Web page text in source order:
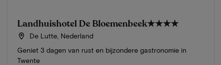
Landhuishotel De Bloemenbeek★★★★
De Lutte, Nederland
Geniet 3 dagen van rust en bijzondere gastronomie in
Twente